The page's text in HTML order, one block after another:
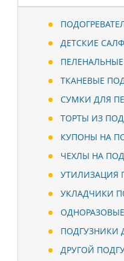
ДЕТСКИЕ
ТКАНЕВЫЕ
СУМКИ ДЛЯ
ТОРТЫ ИЗ
КУПОНЫ НА
ЧЕХЛЫ НА
УТИЛИЗАЦИЯ
УКЛАДЧИКИ
ПОДГУЗНИКИ
ДРУГОЙ